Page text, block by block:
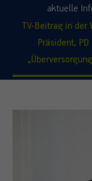
aktuelle
TV-Beitrag in der
Präsident,